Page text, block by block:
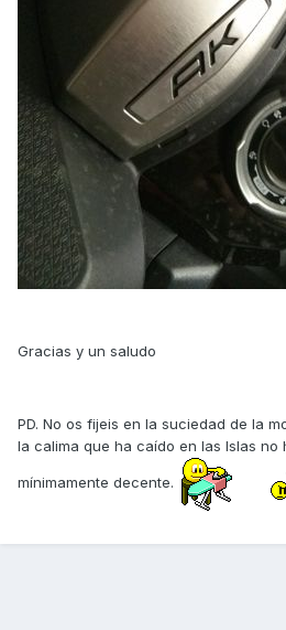
Gracias y un saludo
PD. No os fijeis en la suciedad de la
la calima que ha caído en las Islas no
mínimamente decente.